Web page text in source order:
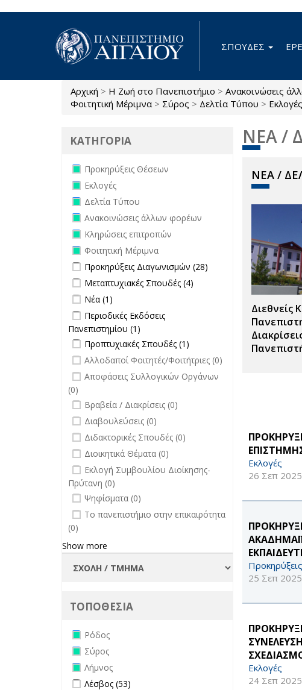
ΣΠΟΥΔΕΣ
Είστε εδώ
Αρχική > Η Ζωή στο Πανεπιστήμιο > Ανακοινώσεις
Φοιτητική Μέριμνα > Σύρος > Δελτία Τύπου > Εκλογές
ΝΕΑ /
ΝΕΑ /
Διεθνείς
Εκλογές
26 Σεπ 2025
25 Σεπ 2025
Εκλογές
24 Σεπ 2025
ΚΑΤΗΓΟΡΙΑ
Remove Προκηρύξεις Θέσεων filter
Προκηρύξεις Θέσεων
Remove Εκλογές filter
Εκλογές
Remove Δελτία Τύπου filter
Δελτία Τύπου
Remove Ανακοινώσεις άλλων
φορέων filter
Ανακοινώσεις άλλων φορέων
Remove Κληρώσεις επιτροπών filter
Κληρώσεις επιτροπών
Remove Φοιτητική Μέριμνα filter
Φοιτητική Μέριμνα
Apply Προκηρύξεις Διαγωνισμών
filter
Προκηρύξεις Διαγωνισμών (28)
Προκηρύξεις
Διαγωνισμών
Apply Μεταπτυχιακές Σπουδές filter
Μεταπτυχιακές Σπουδές (4)
Μεταπτυχιακές
Apply Νέα filter
Νέα (1)
Apply Περιοδικές Εκδόσεις
Πανεπιστημίου filter
Περιοδικές Εκδόσεις
Πανεπιστημίου (1)
Εκδόσεις
Πανεπιστημίου filter
Apply Προπτυχιακές Σπουδές filter
Προπτυχιακές Σπουδές (1)
Σπουδές filter
undefined
Αλλοδαποί Φοιτητές/Φοιτήτριες (0)
undefined
Αποφάσεις Συλλογικών Οργάνων
(0)
undefined
Βραβεία / Διακρίσεις (0)
undefined
Διαβουλεύσεις (0)
undefined
Διδακτορικές Σπουδές (0)
undefined
Διοικητικά Θέματα (0)
undefined
Εκλογή Συμβουλίου Διοίκησης-
Πρύτανη (0)
undefined
Ψηφίσματα (0)
undefined
Το πανεπιστήμιο στην επικαιρότητα
(0)
Show more
ΤΟΠΟΘΕΣΙΑ
Remove Ρόδος filter
Ρόδος
Remove Σύρος filter
Σύρος
Remove Λήμνος filter
Λήμνος
Apply Λέσβος filter
Λέσβος (53)